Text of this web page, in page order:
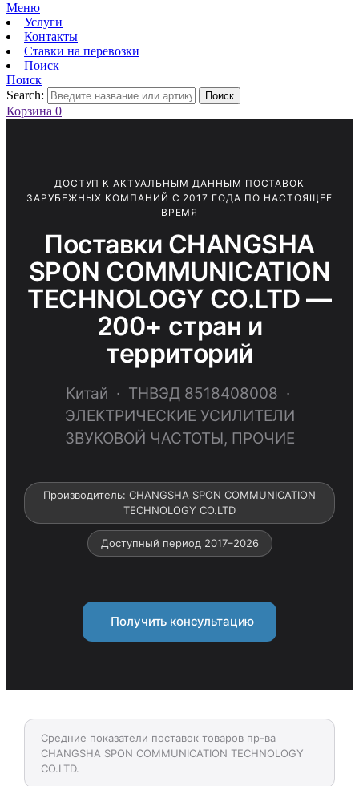
Меню
Услуги
Контакты
Ставки на перевозки
Поиск
Поиск
Search:
Поиск
Корзина 0
ДОСТУП К АКТУАЛЬНЫМ ДАННЫМ ПОСТАВОК
ЗАРУБЕЖНЫХ КОМПАНИЙ С 2017 ГОДА ПО НАСТОЯЩЕЕ
ВРЕМЯ
Поставки CHANGSHA
SPON COMMUNICATION
TECHNOLOGY CO.LTD —
200+ стран и
территорий
Китай · ТНВЭД 8518408008 ·
ЭЛЕКТРИЧЕСКИЕ УСИЛИТЕЛИ
ЗВУКОВОЙ ЧАСТОТЫ, ПРОЧИЕ
Производитель: CHANGSHA SPON COMMUNICATION
TECHNOLOGY CO.LTD
Доступный период 2017–2026
Получить консультацию
Средние показатели поставок товаров пр-ва
CHANGSHA SPON COMMUNICATION TECHNOLOGY
CO.LTD.